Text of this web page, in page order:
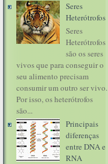
Seres
Heterótrofos
Seres
Heterótrofos
são os seres
vivos que para conseguir o
seu alimento precisam
consumir um outro ser vivo.
Por isso, os heterótrofos
são...
Principais
diferenças
entre DNA e
RNA